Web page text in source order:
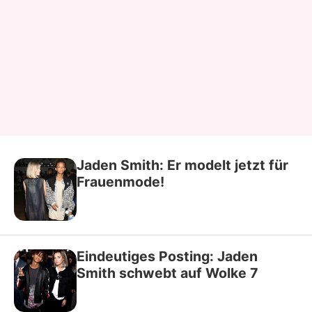
Jaden Smith: Er modelt jetzt für
Frauenmode!
Eindeutiges Posting: Jaden
Smith schwebt auf Wolke 7